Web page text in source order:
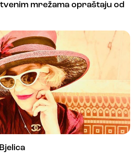
mrežama opraštaju od